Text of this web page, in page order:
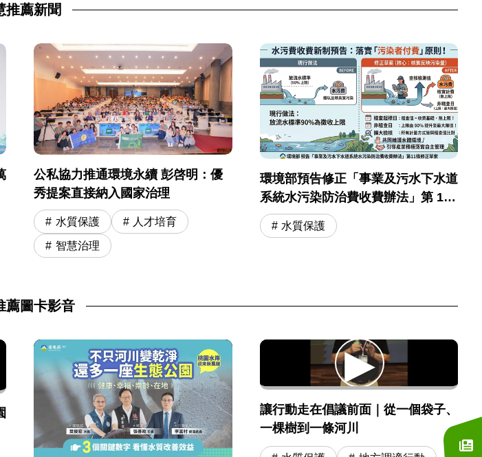
推薦新聞
公私協力推通環境永續 彭啓明：優
秀提案直接納入國家治理
水質保護 人才培育
智慧治理
環境部預告修正「事業及污水下水道
系統水污染防治費收費辦法」第 11
條
水質保護
薦圖卡影音
讓行動走在倡議前面｜從一個袋子、
一棵樹到一條河川